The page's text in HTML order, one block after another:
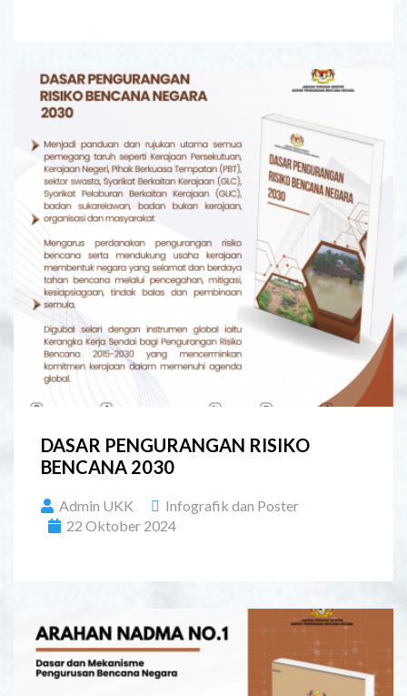
DASAR PENGURANGAN RISIKO
BENCANA 2030
Admin UKK
Infografik dan Poster
22 Oktober 2024